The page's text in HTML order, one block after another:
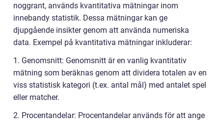
noggrant, används kvantitativa mätningar inom
innebandy statistik. Dessa mätningar kan ge
djupgående insikter genom att använda numeriska
data. Exempel på kvantitativa mätningar inkluderar:
1. Genomsnitt: Genomsnitt är en vanlig kvantitativ
mätning som beräknas genom att dividera totalen av en
viss statistisk kategori (t.ex. antal mål) med antalet spel
eller matcher.
2. Procentandelar: Procentandelar används för att ange